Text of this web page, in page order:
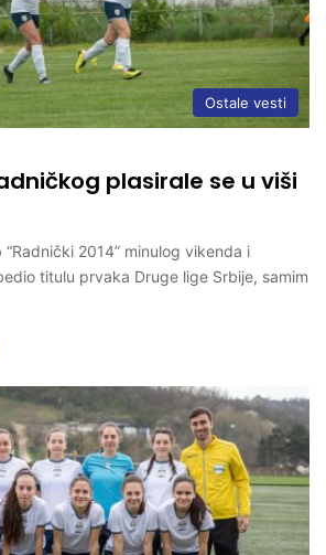
Ostale vesti
plasirale se u viši
2014” minulog vikenda i
titulu prvaka Druge lige Srbije, samim